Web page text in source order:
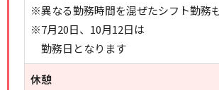
※異なる勤務時間を混ぜたシフト勤務
※7月20日、10月12日は
勤務日となります
休憩